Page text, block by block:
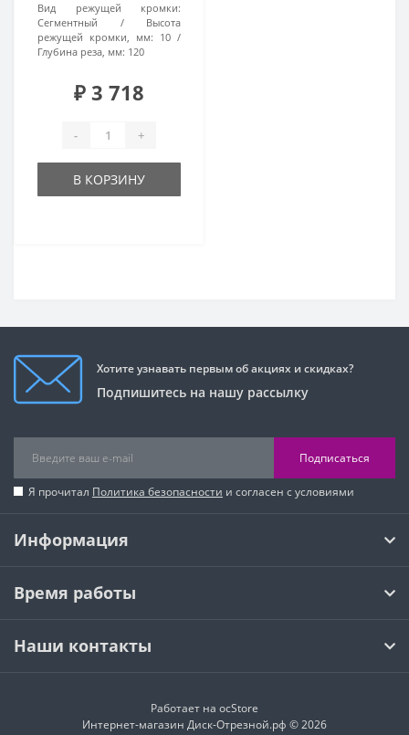
Вид режущей кромки:
Сегментный
Высота
режущей кромки, мм: 10
Глубина реза, мм: 120
₽ 3 718
- +
В КОРЗИНУ
Хотите узнавать первым об акциях и скидках?
Подпишитесь на нашу рассылку
Подписаться
Я прочитал Политика безопасности и согласен с условиями
Информация
Время работы
Наши контакты
Работает на ocStore
Интернет-магазин Диск-Отрезной.рф © 2026